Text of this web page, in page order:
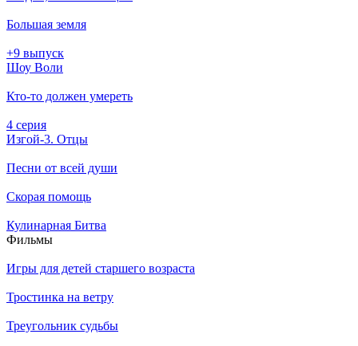
Большая земля
+9 выпуск
Шоу Воли
Кто-то должен умереть
4 серия
Изгой-3. Отцы
Песни от всей души
Скорая помощь
Кулинарная Битва
Филь­мы
Игры для детей старшего возраста
Тростинка на ветру
Треугольник судьбы